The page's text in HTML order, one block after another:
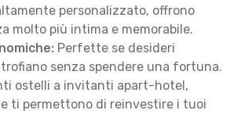
personalizzato, offrono
molto più intima e memorabile.
Perfette se desideri
senza spendere una fortuna.
ostelli a invitanti apart-hotel,
ti permettono di reinvestire i tuoi